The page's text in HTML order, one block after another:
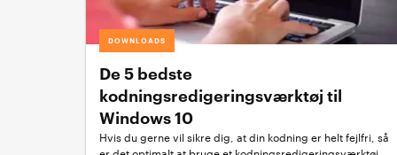
DOWNLOADS
De 5 bedste
kodningsredigeringsværktøj til
Windows 10
Hvis du gerne vil sikre dig, at din kodning er helt fejlfri, så